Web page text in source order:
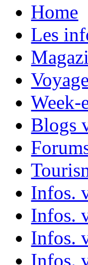
Home
Les
Week-
Blogs
Infos.
Infos.
Infos.
Infos.